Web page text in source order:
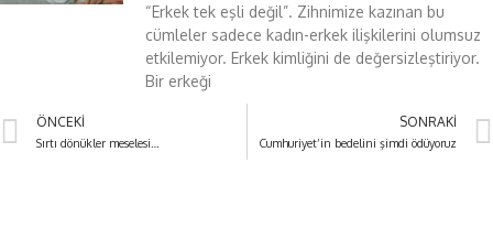
“Erkek tek eşli değil”. Zihnimize kazınan bu
cümleler sadece kadın-erkek ilişkilerini olumsuz
etkilemiyor. Erkek kimliğini de değersizleştiriyor.
Bir erkeği
ÖNCEKI
Sırtı dönükler meselesi…
SONRAKI
Cumhuriyet’in bedelini şimdi ödüyoruz